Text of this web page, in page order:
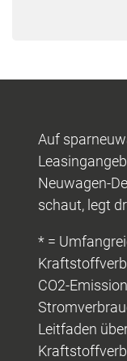
Auf
Neuwagen-
schaut, legt
* =
CO2-
Leitfaden